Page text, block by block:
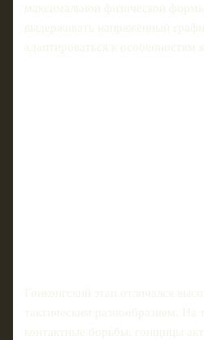
максимальной физической
выдерживать напряжённый
адаптироваться к особенностям
Гонконгский этап отличался
тактическим разнообразием. На
контактные борьбы, гонщицы